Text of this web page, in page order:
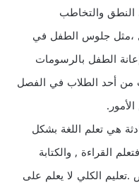
النطق والتخاطب
،مثل جلوس الطفل في
الطفل بالرسومات
من أحد الطلاب في الفصل
هي تعلم اللغة بشكل
القراءة , والكتابة
الكلي لا يعلم على